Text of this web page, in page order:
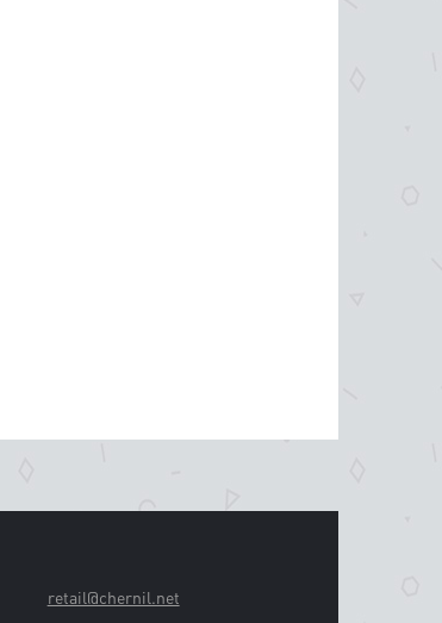
retail@chernil.net